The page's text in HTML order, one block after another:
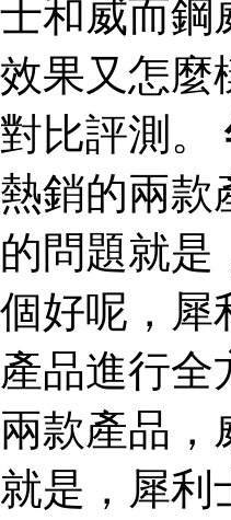
士和威而鋼
效果又怎麼
對比評測。
熱銷的兩款
的問題就是
個好呢，犀
產品進行全
兩款產品，
就是，犀利